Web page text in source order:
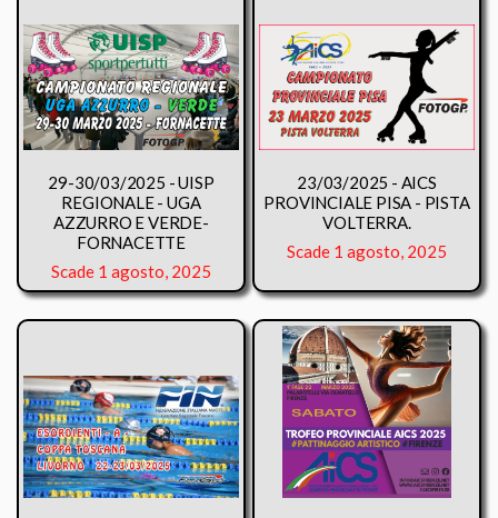
29-30/03/2025 - UISP
REGIONALE - UGA
AZZURRO E VERDE-
FORNACETTE
Scade 1 agosto, 2025
23/03/2025 - AICS
PROVINCIALE PISA - PISTA
VOLTERRA.
Scade 1 agosto, 2025